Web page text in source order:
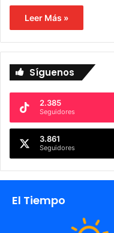
Leer Más »
Síguenos
2.385
Seguidores
3.861
Seguidores
El Tiempo